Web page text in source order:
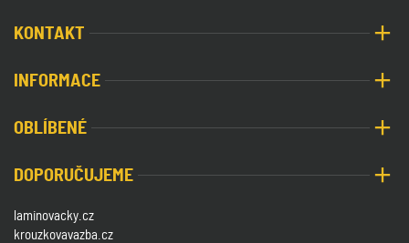
KONTAKT
INFORMACE
OBLÍBENÉ
DOPORUČUJEME
laminovacky.cz
krouzkovavazba.cz